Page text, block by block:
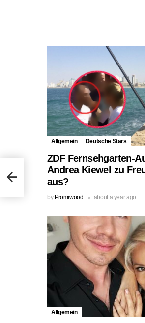
Allgemein Deutsche Stars
ZDF Fernsehgarten-
Andrea Kiewel zu
aus?
by Promiwood about a year ago
Allgemein